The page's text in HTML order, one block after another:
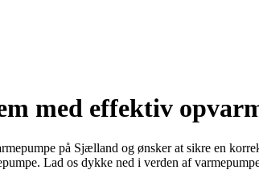
med effektiv
på Sjælland og ønsker at sikre en
Lad os dykke ned i verden af